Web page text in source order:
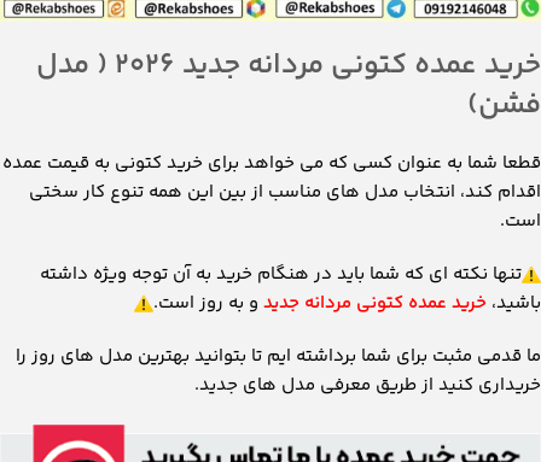
خرید عمده کتونی مردانه جدید 2026 ( مدل
فشن)
قطعا شما به عنوان کسی که می خواهد برای خرید کتونی به قیمت عمده
اقدام کند، انتخاب مدل های مناسب از بین این همه تنوع کار سختی
است.
تنها نکته ای که شما باید در هنگام خرید به آن توجه ویژه داشته
باشید، خرید عمده کتونی مردانه جدید و به روز است.
ما قدمی مثبت برای شما برداشته ایم تا بتوانید بهترین مدل های روز را
خریداری کنید از طریق معرفی مدل های جدید.